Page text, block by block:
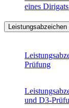
eines
Prüfung
und D3-